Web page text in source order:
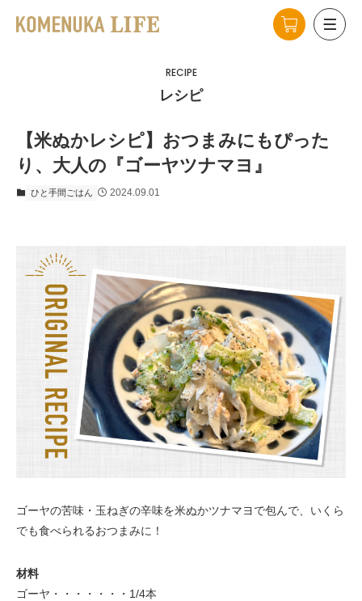
RECIPE
レシピ
【米ぬかレシピ】おつまみにもぴった
り、大人の『ゴーヤツナマヨ』
ひと手間ごはん 2024.09.01
ゴーヤの苦味・玉ねぎの辛味を米ぬかツナマヨで包んで、いくら
でも食べられるおつまみに！
材料
ゴーヤ・・・・・・・1/4本